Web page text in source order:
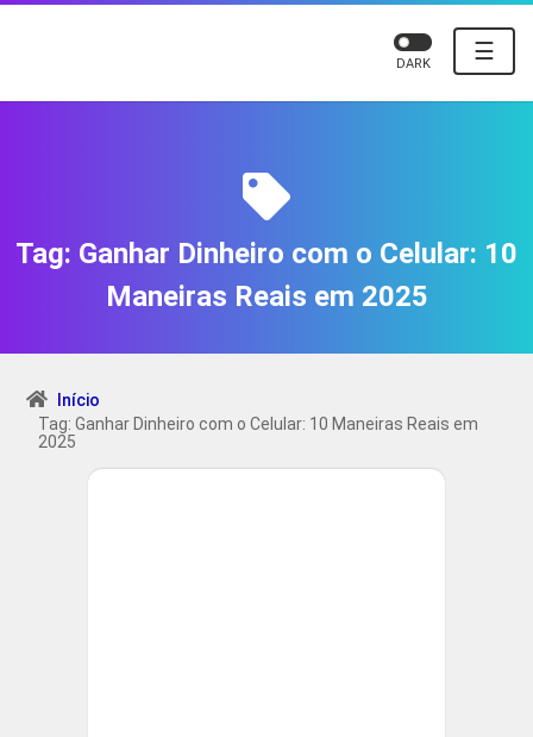
☰
DARK
Tag: Ganhar Dinheiro com o Celular: 10
Maneiras Reais em 2025
Início
Tag: Ganhar Dinheiro com o Celular: 10 Maneiras Reais em
2025